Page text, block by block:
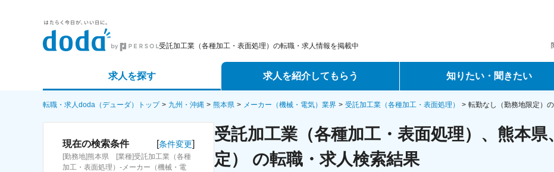
受託加工業（各種加工・表面処理）の転職・求人情報を掲載中
求人を探す
詳細条件から探す
求人特集から探す
求人を紹介してもらう
エージェントサービス
スカウトサービス
パートナーエージェントサービス
知りたい・聞きたい
転職ノウハウ
データで見る転職
コラム・インタビュー
転職・求人doda（デューダ）トップ 九州・沖縄 熊本県 メーカー（機械・電気）業界 受託加工業（各種加工・表面処理） 転勤なし（勤務地限定）
現在の検索条件 [条件変更]
[勤務地]熊本県 [業種]受託加工業（各種
加工・表面処理）-メーカー（機械・電
受託加工業（各種加工・表面処理）、熊本
定） の転職・求人検索結果